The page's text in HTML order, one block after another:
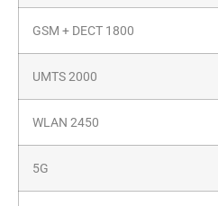
GSM + DECT 1800
UMTS 2000
WLAN 2450
5G